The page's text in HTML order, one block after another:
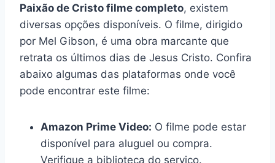
Paixão de Cristo filme completo, existem
diversas opções disponíveis. O filme, dirigido
por Mel Gibson, é uma obra marcante que
retrata os últimos dias de Jesus Cristo. Confira
abaixo algumas das plataformas onde você
pode encontrar este filme:
Amazon Prime Video: O filme pode estar
disponível para aluguel ou compra.
Verifique a biblioteca do serviço.